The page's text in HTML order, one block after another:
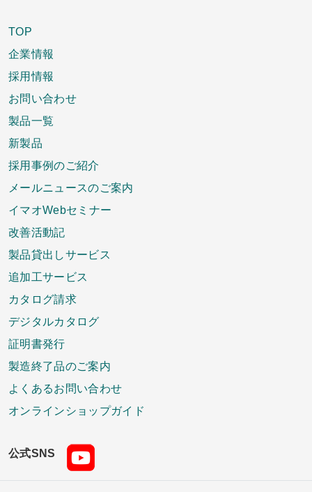
TOP
企業情報
採用情報
お問い合わせ
製品一覧
新製品
採用事例のご紹介
メールニュースのご案内
イマオWebセミナー
改善活動記
製品貸出しサービス
追加工サービス
カタログ請求
デジタルカタログ
証明書発行
製造終了品のご案内
よくあるお問い合わせ
オンラインショップガイド
公式SNS